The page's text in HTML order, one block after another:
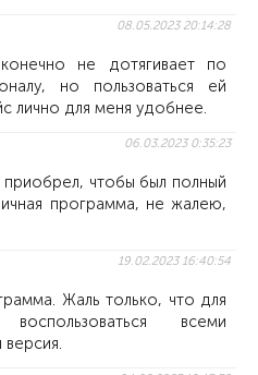
08.05.2023 20:14:28
не дотягивает по
но пользоваться ей
лично для меня удобнее.
06.03.2023 0:35:23
чтобы был полный
программа, не жалею,
19.02.2023 16:40:54
Жаль только, что для
всеми